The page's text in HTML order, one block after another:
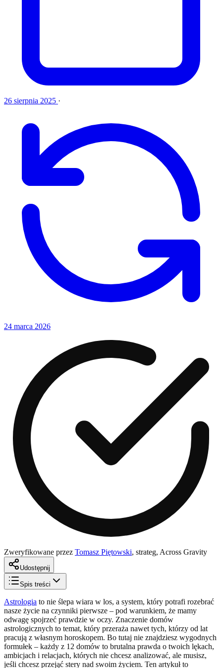
26 sierpnia 2025 ·
24 marca 2026
Zweryfikowane przez Tomasz Piętowski, strateg, Across Gravity
Udostępnij
Spis treści
Astrologia to nie ślepa wiara w los, a system, który potrafi rozebrać
nasze życie na czynniki pierwsze – pod warunkiem, że mamy
odwagę spojrzeć prawdzie w oczy. Znaczenie domów
astrologicznych to temat, który przeraża nawet tych, którzy od lat
pracują z własnym horoskopem. Bo tutaj nie znajdziesz wygodnych
formułek – każdy z 12 domów to brutalna prawda o twoich lękach,
ambicjach i relacjach, których nie chcesz analizować, ale musisz,
jeśli chcesz przejąć stery nad swoim życiem. Ten artykuł to